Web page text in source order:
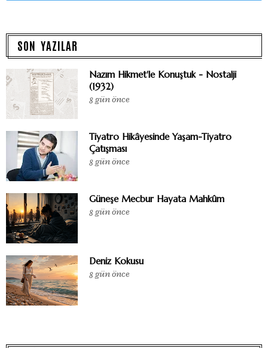
SON YAZILAR
Nazım Hikmet'le Konuştuk - Nostalji
(1932)
8 gün önce
Tiyatro Hikâyesinde Yaşam-Tiyatro
Çatışması
8 gün önce
Güneşe Mecbur Hayata Mahkûm
8 gün önce
Deniz Kokusu
8 gün önce